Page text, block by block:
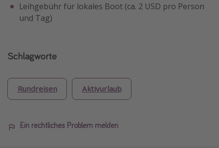
Leihgebühr für lokales Boot (ca. 2 USD pro Person
und Tag)
Schlagworte
Rundreisen Aktivurlaub
Ein rechtliches Problem melden